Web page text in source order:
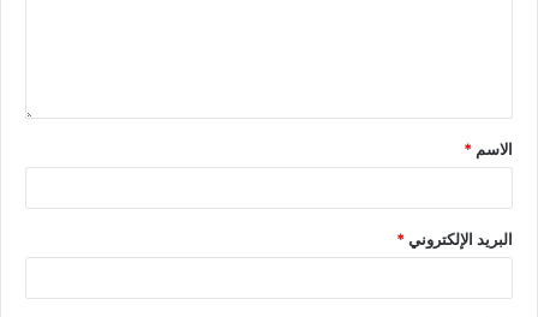
الاسم *
البريد الإلكتروني*